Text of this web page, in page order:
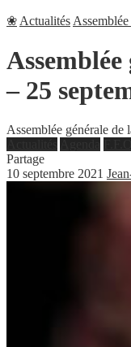
❀ Actualités
– 25
Assemblée générale de
Partage
10 septembre 2021